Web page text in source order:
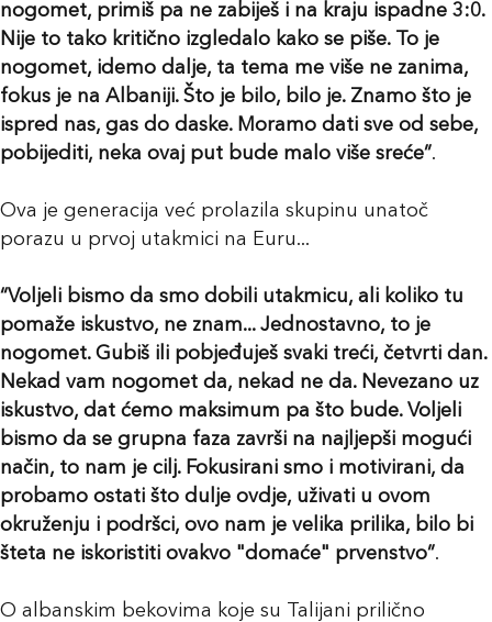
nogomet, primiš pa ne zabiješ i na kraju ispadne 3:0.
Nije to tako kritično izgledalo kako se piše. To je
nogomet, idemo dalje, ta tema me više ne zanima,
fokus je na Albaniji. Što je bilo, bilo je. Znamo što je
ispred nas, gas do daske. Moramo dati sve od sebe,
pobijediti, neka ovaj put bude malo više sreće”.
Ova je generacija već prolazila skupinu unatoč
porazu u prvoj utakmici na Euru...
“Voljeli bismo da smo dobili utakmicu, ali koliko tu
pomaže iskustvo, ne znam... Jednostavno, to je
nogomet. Gubiš ili pobjeđuješ svaki treći, četvrti dan.
Nekad vam nogomet da, nekad ne da. Nevezano uz
iskustvo, dat ćemo maksimum pa što bude. Voljeli
bismo da se grupna faza završi na najljepši mogući
način, to nam je cilj. Fokusirani smo i motivirani, da
probamo ostati što dulje ovdje, uživati u ovom
okruženju i podršci, ovo nam je velika prilika, bilo bi
šteta ne iskoristiti ovakvo "domaće" prvenstvo”.
O albanskim bekovima koje su Talijani prilično